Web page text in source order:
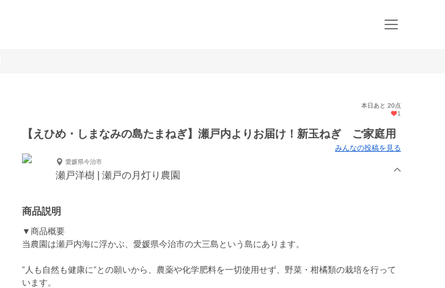
本日あと 20点
1
【えひめ・しまなみの島たまねぎ】瀬戸内よりお届け！新玉ねぎ ご家庭用
みんなの投稿を見る
愛媛県今治市
瀬戸洋樹 | 瀬戸の月灯り農園
商品説明
▼商品概要
当農園は瀬戸内海に浮かぶ、愛媛県今治市の大三島という島にあります。
”人も自然も健康に”との願いから、農薬や化学肥料を一切使用せず、野菜・柑橘類の栽培を行って
います。